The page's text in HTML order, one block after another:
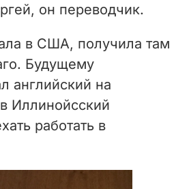
он переводчик.
в США, получила там
Будущему
английский на
Иллинойсский
работать в